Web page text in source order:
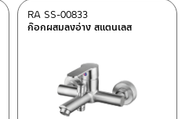
Best Seller สินค้าขายดี
ก๊อกผสมลงอ่าง สแตนเลส
RA SS-00833